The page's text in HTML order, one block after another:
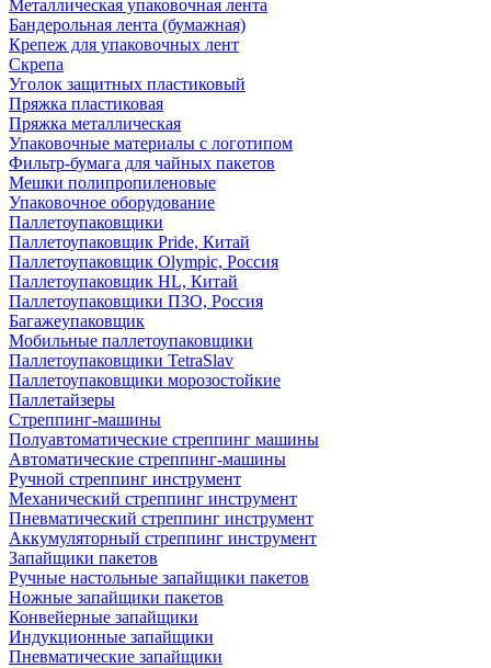
Металлическая упаковочная лента
Бандерольная лента (бумажная)
Крепеж для упаковочных лент
Скрепа
Уголок защитных пластиковый
Пряжка пластиковая
Пряжка металлическая
Упаковочные материалы с логотипом
Фильтр-бумага для чайных пакетов
Мешки полипропиленовые
Упаковочное оборудование
Паллетоупаковщики
Паллетоупаковщик Pride, Китай
Паллетоупаковщик Olympic, Россия
Паллетоупаковщик HL, Китай
Паллетоупаковщики ПЗО, Россия
Багажеупаковщик
Мобильные паллетоупаковщики
Паллетоупаковщики TetraSlav
Паллетоупаковщики морозостойкие
Паллетайзеры
Стреппинг-машины
Полуавтоматические стреппинг машины
Автоматические стреппинг-машины
Ручной стреппинг инструмент
Механический стреппинг инструмент
Пневматический стреппинг инструмент
Аккумуляторный стреппинг инструмент
Запайщики пакетов
Ручные настольные запайщики пакетов
Ножные запайщики пакетов
Конвейерные запайщики
Индукционные запайщики
Пневматические запайщики